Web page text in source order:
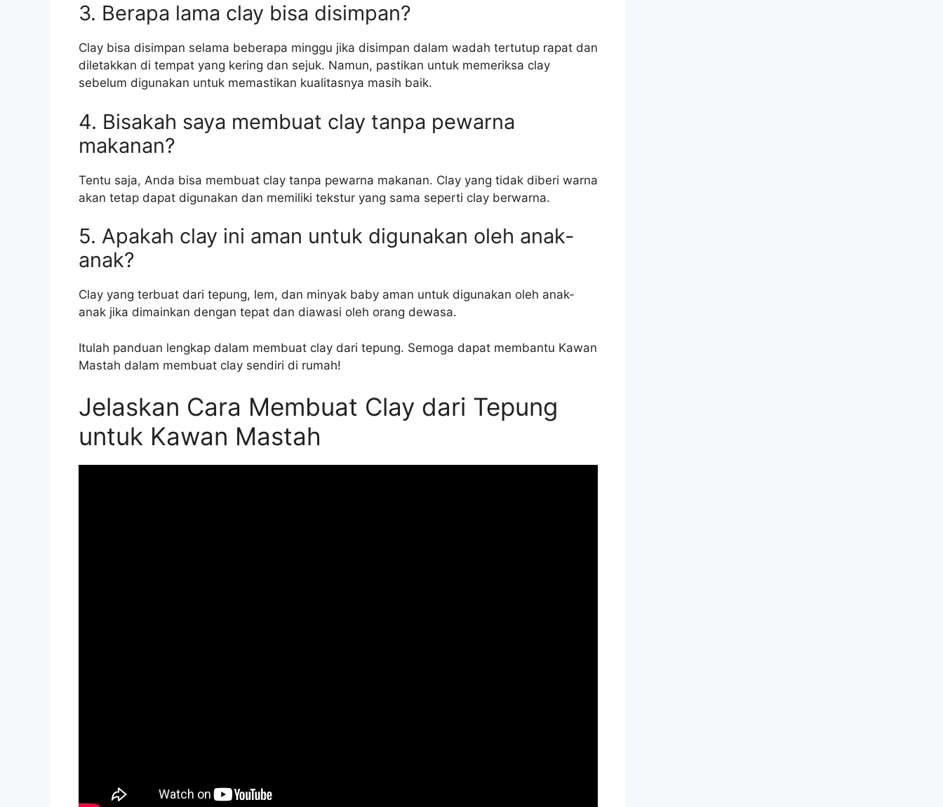
3. Berapa lama clay bisa disimpan?
Clay bisa disimpan selama beberapa minggu jika disimpan dalam wadah tertutup rapat dan
diletakkan di tempat yang kering dan sejuk. Namun, pastikan untuk memeriksa clay
sebelum digunakan untuk memastikan kualitasnya masih baik.
4. Bisakah saya membuat clay tanpa pewarna
makanan?
Tentu saja, Anda bisa membuat clay tanpa pewarna makanan. Clay yang tidak diberi warna
akan tetap dapat digunakan dan memiliki tekstur yang sama seperti clay berwarna.
5. Apakah clay ini aman untuk digunakan oleh anak-
anak?
Clay yang terbuat dari tepung, lem, dan minyak baby aman untuk digunakan oleh anak-
anak jika dimainkan dengan tepat dan diawasi oleh orang dewasa.
Itulah panduan lengkap dalam membuat clay dari tepung. Semoga dapat membantu Kawan
Mastah dalam membuat clay sendiri di rumah!
Jelaskan Cara Membuat Clay dari Tepung
untuk Kawan Mastah